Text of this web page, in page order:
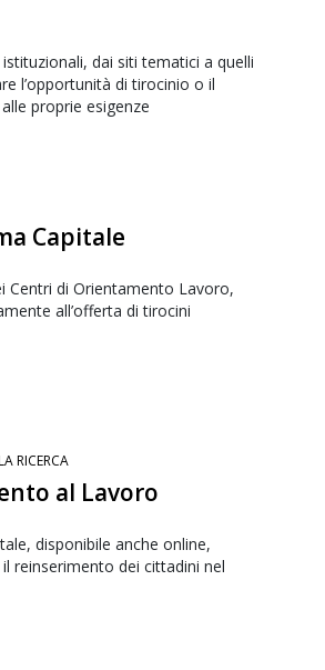
dai siti tematici a quelli
l’opportunità di tirocinio o il
proprie esigenze
Capitale
Centri di Orientamento Lavoro,
all’offerta di tirocini
RICERCA
al Lavoro
disponibile anche online,
reinserimento dei cittadini nel